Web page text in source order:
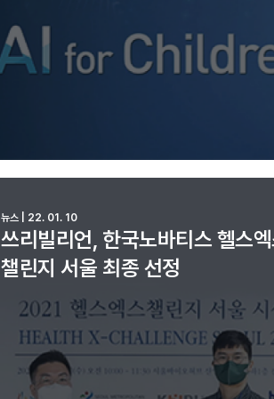
쓰리빌리언, 한국노바티스 헬스
챌린지 서울 최종 선정
뉴스 | 22. 01. 10